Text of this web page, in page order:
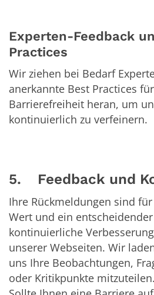
Experten-Feedback
Practices
Wir ziehen bei Bedarf
anerkannte Best Practices
Barrierefreiheit heran, um
kontinuierlich zu verfeinern.
5. Feedback und
Ihre Rückmeldungen sind
Wert und ein
kontinuierliche
unserer Webseiten. Wir
uns Ihre Beobachtungen,
oder Kritikpunkte mitzuteilen.